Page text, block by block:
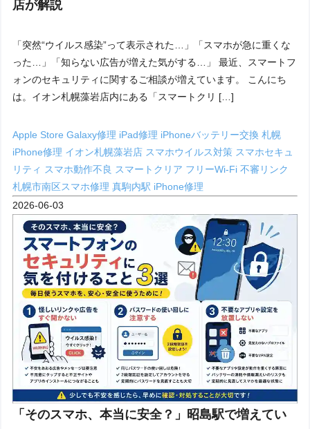
店が解説
「突然“ウイルス感染”って表示された…」「スマホが急に重くな
った…」「知らない広告が増えた気がする…」 最近、スマートフ
ォンのセキュリティに関するご相談が増えています。 こんにち
は。イオン札幌藻岩店内にある「スマートクリ […]
Apple StoreGalaxy修理 iPad修理 iPhoneバッテリー交換 札幌
iPhone修理 イオン札幌藻岩店 スマホウイルス対策 スマホセキュ
リティ スマホ動作不良 スマートクリア フリーWi-Fi不審リンク
札幌市南区スマホ修理真駒内駅 iPhone修理
2026-06-03
「そのスマホ、本当に安全？」昭島駅で増えてい